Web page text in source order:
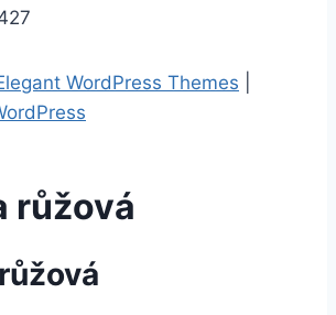
WordPress Themes
růžová